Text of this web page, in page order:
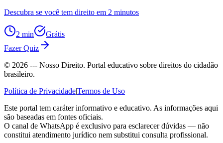
Descubra se você tem direito em 2 minutos
2 min
Grátis
Fazer Quiz
© 2026 --- Nosso Direito. Portal educativo sobre direitos do cidadão
brasileiro.
Política de Privacidade|Termos de Uso
Este portal tem caráter informativo e educativo. As informações aqui
são baseadas em fontes oficiais.
O canal de WhatsApp é exclusivo para esclarecer dúvidas — não
constitui atendimento jurídico nem substitui consulta profissional.